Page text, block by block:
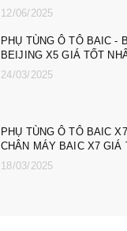
23/02/2025
PHỤ TÙNG Ô TÔ MG ZS,
MG HS GIÁ TỐT NHẤT -
LÁI NGOÀI MG RX5, ZS,
PHỤ TÙNG Ô TÔ MG
MG HS GIÁ TỐT NHẤT -
ZS, MG MG 5